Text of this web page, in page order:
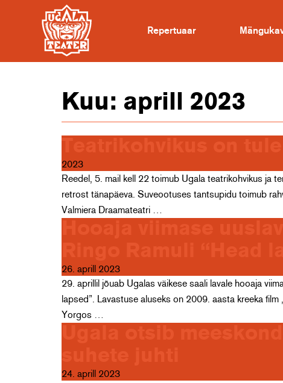
Repertuaar
Kuu: aprill 2023
2023
Reedel, 5. mail kell 22 toimub Ugala teatrikohvikus ja
retrost tänapäeva. Suveootuses tantsupidu toimub
Valmiera Draamateatri …
26. aprill 2023
29. aprillil jõuab Ugalas väikese saali lavale hooaja
lapsed”. Lavastuse aluseks on 2009. aasta kreeka
Yorgos …
24. aprill 2023